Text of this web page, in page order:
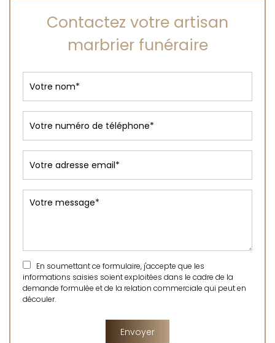
Contactez votre artisan
marbrier funéraire
En soumettant ce formulaire, j'accepte que les
informations saisies soient exploitées dans le cadre de la
demande formulée et de la relation commerciale qui peut en
découler.